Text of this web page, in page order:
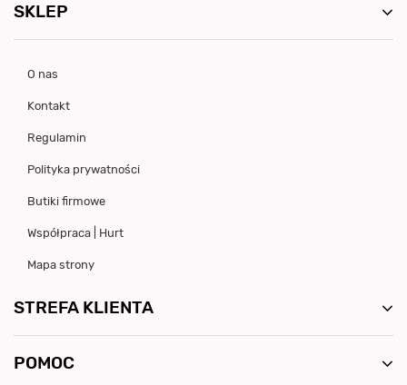
SKLEP
O nas
Kontakt
Regulamin
Polityka prywatności
Butiki firmowe
Współpraca | Hurt
Mapa strony
STREFA KLIENTA
POMOC